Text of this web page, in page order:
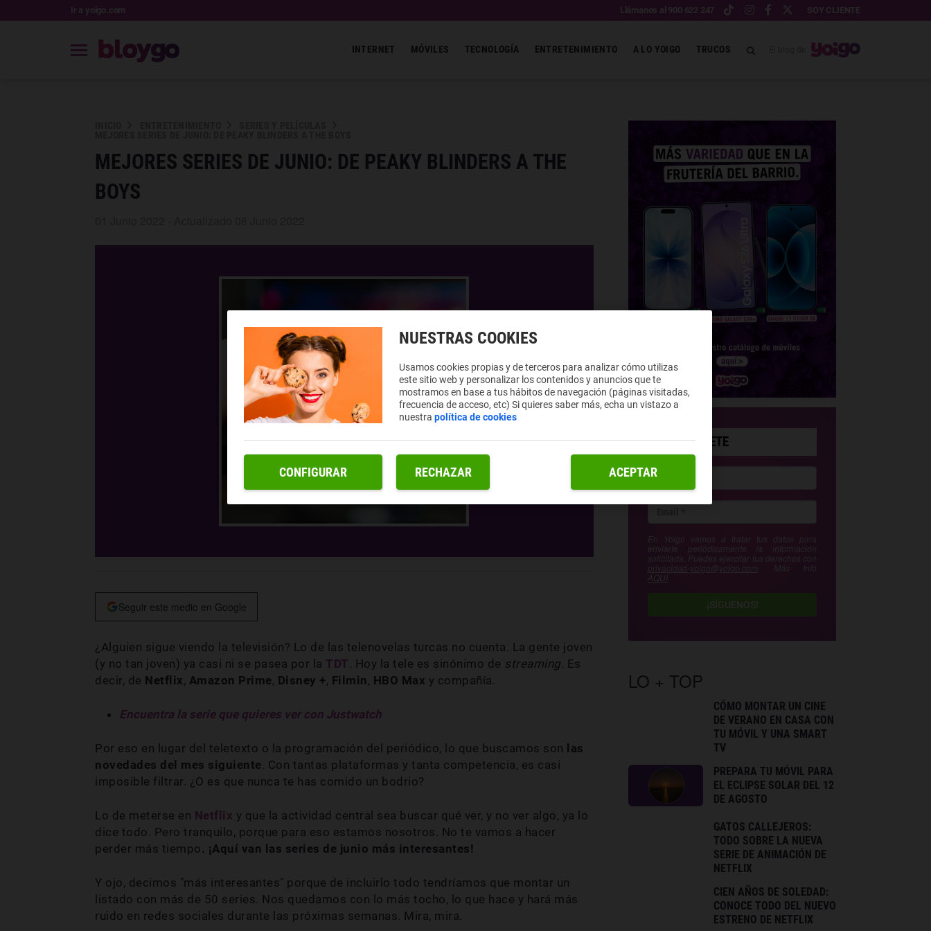
Ir a yoigo.com Llámanos al 900 622 247 SOY CLIENTE
INTERNET MÓVILES TECNOLOGÍA ENTRETENIMIENTO A LO YOIGO TRUCOS
MEJORES SERIES DE JUNIO: DE PEAKY BLINDERS A THE
BOYS
Seguir este medio en Google
¿Alguien sigue viendo la televisión? Lo de las telenovelas turcas no cuenta. La gente joven
(y no tan joven) ya casi ni se pasea por la TDT . Hoy la tele es sinónimo de streaming . Es
decir, de Netflix, Amazon Prime, Disney +, Filmin , HBO Max y compañía.
Encuentra la serie que quieres ver con Justwatch
Por eso en lugar del teletexto o la programación del periódico, lo que buscamos son las
novedades del mes siguiente . Con tantas plataformas y tanta competencia, es casi
imposible filtrar. ¿O es que nunca te has comido un bodrio?
Lo de meterse en Netflix y que la actividad central sea buscar qué ver, y no ver algo, ya lo
dice todo. Pero tranquilo, porque para eso estamos nosotros. No te vamos a hacer
perder más tiempo. ¡Aquí van las series de junio más interesantes!
Y ojo, decimos "más interesantes" porque de incluirlo todo tendríamos que montar un
listado con más de 50 series. Nos quedamos con lo más tocho, lo que hace y hará más
ruido en redes sociales durante las próximas semanas. Mira, mira.
SUSCRÍBETE
En Yoigo vamos a tratar tus datos para
enviarte periódicamente la información
solicitada. Puedes ejercitar tus derechos con
privacidad-yoigo@yoigo.com . Más Info
AQUÍ
¡SÍGUENOS!
LO + TOP
CÓMO MONTAR UN CINE
DE VERANO EN CASA CON
TU MÓVIL Y UNA SMART
TV
PREPARA TU MÓVIL PARA
EL ECLIPSE SOLAR DEL 12
DE AGOSTO
GATOS CALLEJEROS:
TODO SOBRE LA NUEVA
SERIE DE ANIMACIÓN DE
NETFLIX
CIEN AÑOS DE SOLEDAD:
CONOCE TODO DEL NUEVO
ESTRENO DE NETFLIX
NUESTRAS COOKIES
Usamos cookies propias y de terceros para analizar cómo utilizas
este sitio web y personalizar los contenidos y anuncios que te
mostramos en base a tus hábitos de navegación (páginas visitadas,
frecuencia de acceso, etc) Si quieres saber más, echa un vistazo a
nuestrapolítica de cookies
RECHAZAR ACEPTAR
CONFIGURAR